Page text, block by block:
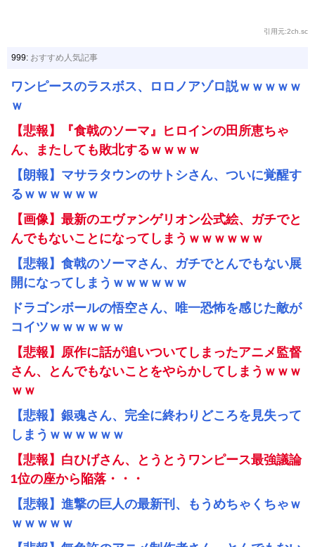
引用元:2ch.sc
999: おすすめ人気記事
ワンピースのラスボス、ロロノアゾロ説ｗｗｗｗｗ
ｗ
【悲報】『食戟のソーマ』ヒロインの田所恵ちゃ
ん、またしても敗北するｗｗｗｗ
【朗報】マサラタウンのサトシさん、ついに覚醒す
るｗｗｗｗｗｗ
【画像】最新のエヴァンゲリオン公式絵、ガチでと
んでもないことになってしまうｗｗｗｗｗｗ
【悲報】食戟のソーマさん、ガチでとんでもない展
開になってしまうｗｗｗｗｗｗ
ドラゴンボールの悟空さん、唯一恐怖を感じた敵が
コイツｗｗｗｗｗｗ
【悲報】原作に話が追いついてしまったアニメ監督
さん、とんでもないことをやらかしてしまうｗｗｗ
ｗｗ
【悲報】銀魂さん、完全に終わりどころを見失って
しまうｗｗｗｗｗｗ
【悲報】白ひげさん、とうとうワンピース最強議論
1位の座から陥落・・・
【悲報】進撃の巨人の最新刊、もうめちゃくちゃｗ
ｗｗｗｗｗ